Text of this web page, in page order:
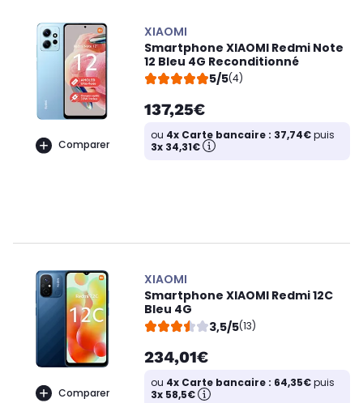
Comparer
XIAOMI
Smartphone XIAOMI Redmi Note
12 Bleu 4G Reconditionné
5/5(4)
137,25€
ou 4x Carte bancaire : 37,74€puis
3x 34,31€
Comparer
XIAOMI
Smartphone XIAOMI Redmi 12C
Bleu 4G
3,5/5(13)
234,01€
ou 4x Carte bancaire : 64,35€puis
3x 58,5€